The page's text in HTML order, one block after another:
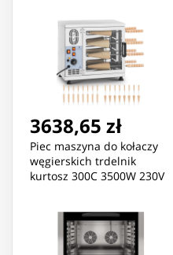
3638,65 zł
Piec maszyna do kołaczy
węgierskich trdelnik
kurtosz 300C 3500W 230V